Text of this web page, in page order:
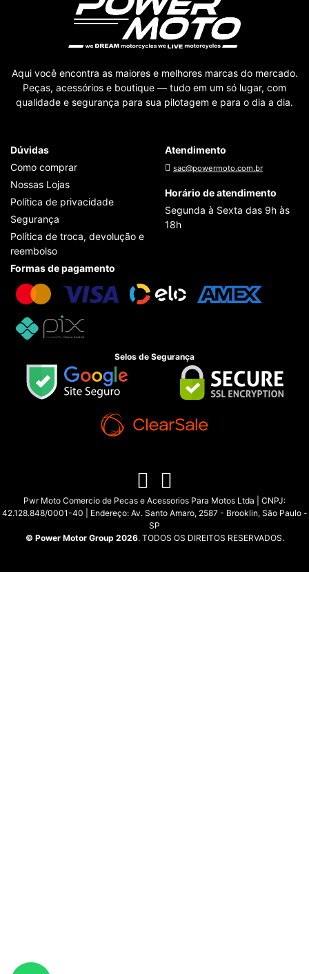
Aqui você encontra as maiores e melhores marcas do mercado.
Peças, acessórios e boutique — tudo em um só lugar, com
qualidade e segurança para sua pilotagem e para o dia a dia.
Dúvidas
Como comprar
Nossas Lojas
Política de privacidade
Segurança
Política de troca, devolução e
reembolso
Atendimento
sac@powermoto.com.br
Horário de atendimento
Segunda à Sexta das 9h às
18h
Formas de pagamento
Selos de Segurança
Pwr Moto Comercio de Pecas e Acessorios Para Motos Ltda | CNPJ:
42.128.848/0001-40 | Endereço: Av. Santo Amaro, 2587 - Brooklin, São Paulo -
SP
© Power Motor Group 2026. TODOS OS DIREITOS RESERVADOS.